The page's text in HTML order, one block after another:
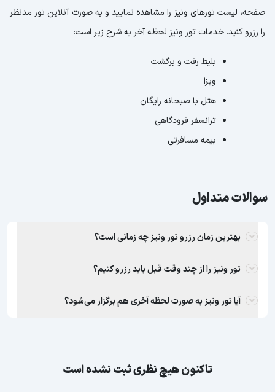
صفحه، لیست تورهای ونیز را مشاهده نمایید و به صورت آنلاین تور مدنظر
را رزرو کنید. خدمات تور ونیز لحظه آخر به شرح زیر است:
بلیط رفت و برگشت
ویزا
هتل با صبحانه رایگان
ترانسفر فرودگاهی
بیمه مسافرتی
سوالات متداول
بهترین زمان رزرو تور ونیز چه زمانی است؟
تور ونیز را از چند وقت قبل باید رزرو کنیم؟
آیا تور ونیز به صورت لحظه آخری هم برگزار می‌شود؟
تاکنون هیچ نظری ثبت نشده است